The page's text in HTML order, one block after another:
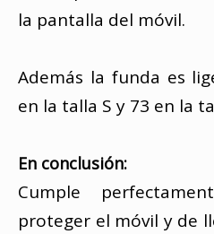
la pantalla del móvil.
Además la funda es
en la talla S y 73 en la
En conclusión:
Cumple
proteger el móvil y de